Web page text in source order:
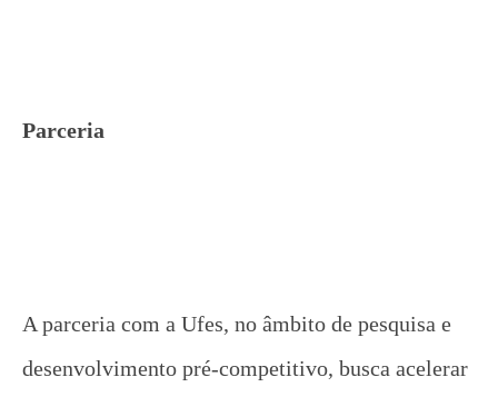
Parceria
A parceria com a Ufes, no âmbito de pesquisa e
desenvolvimento pré-competitivo, busca acelerar